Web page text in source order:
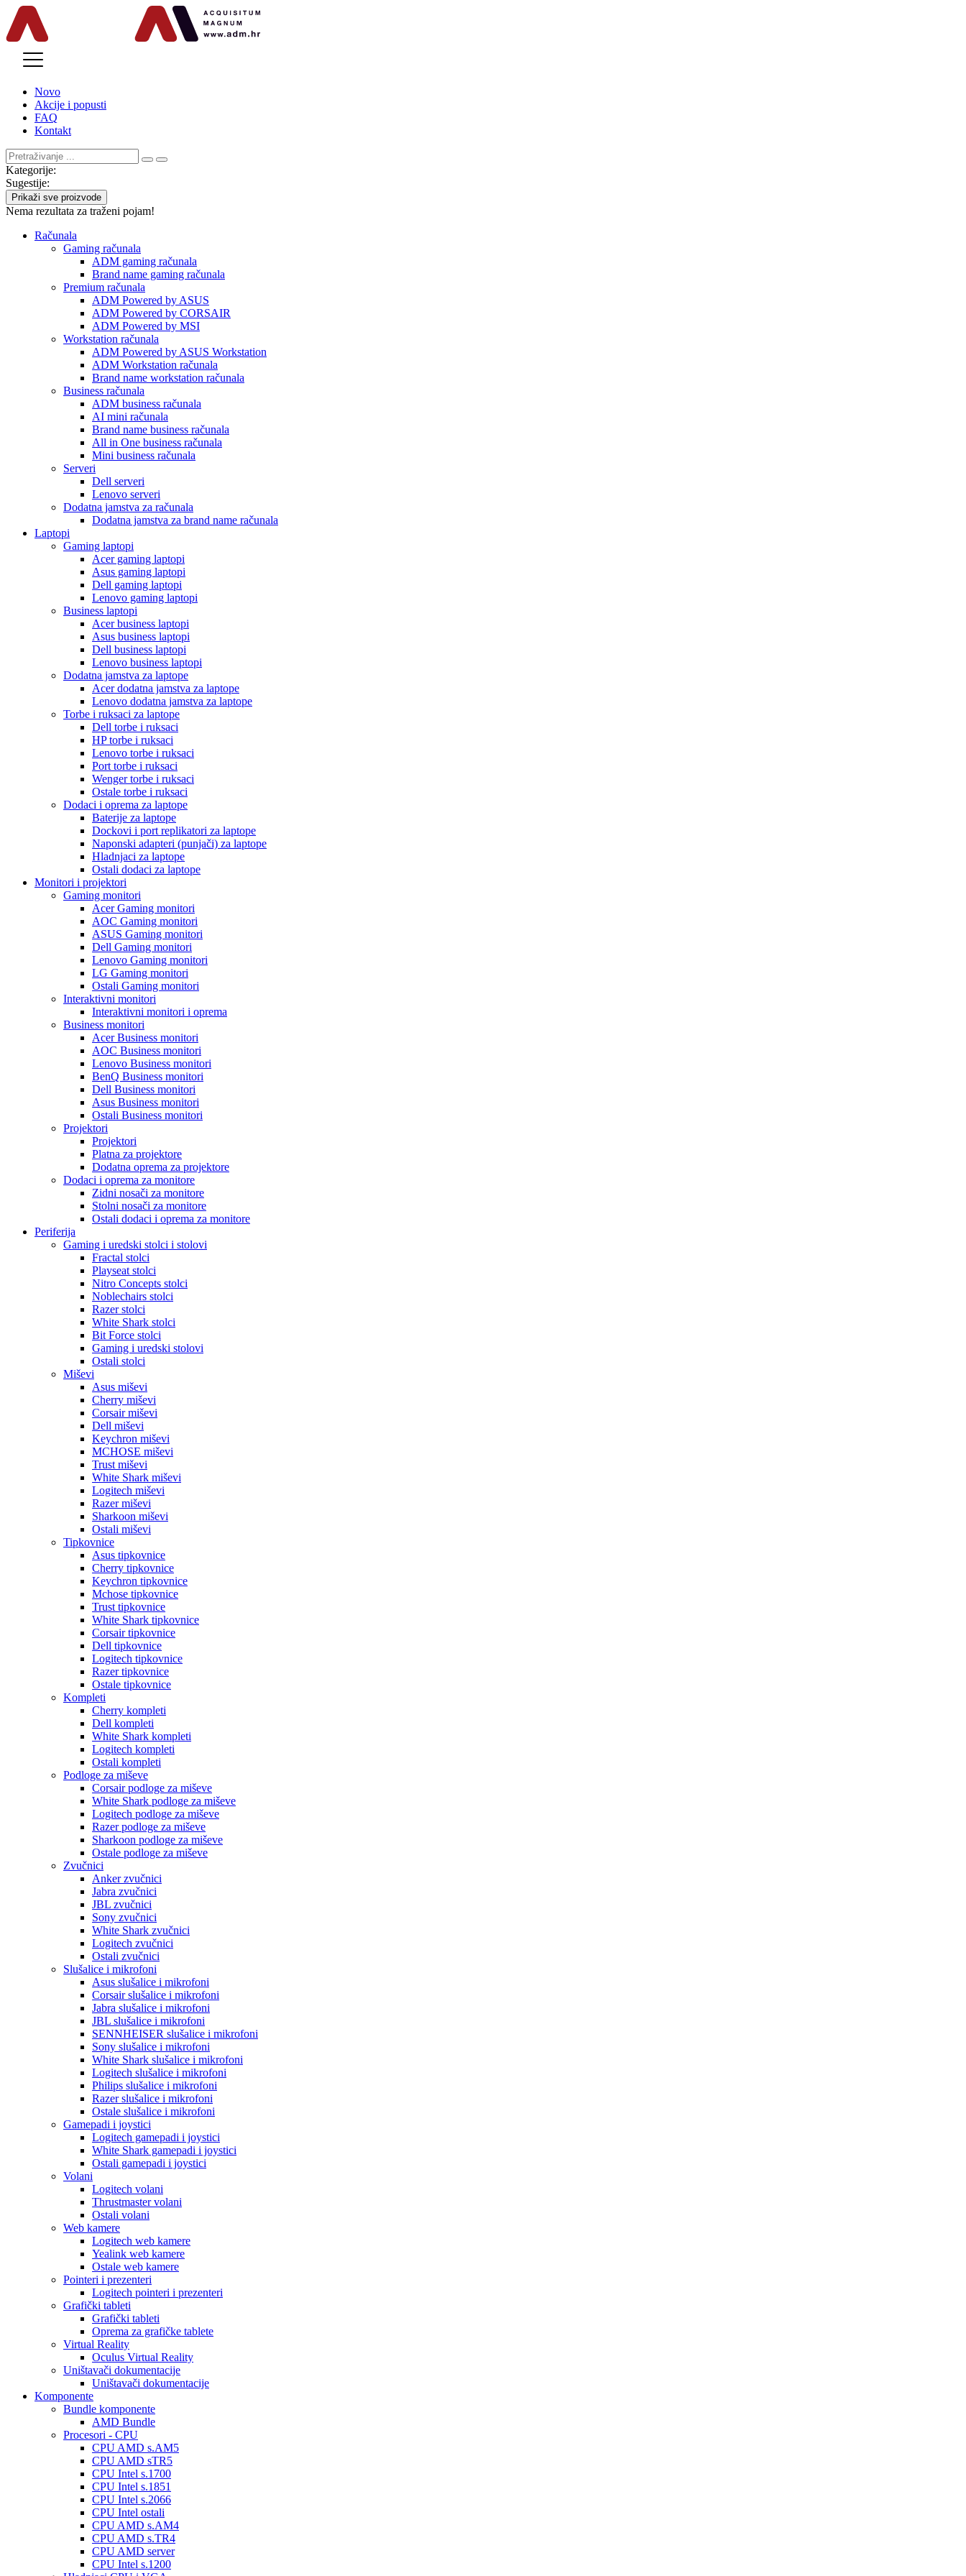
Novo
Akcije i popusti
FAQ
Kontakt
Kategorije:
Sugestije:
Prikaži sve proizvode
Nema rezultata za traženi pojam!
Računala
Gaming računala
ADM gaming računala
Brand name gaming računala
Premium računala
ADM Powered by ASUS
ADM Powered by CORSAIR
ADM Powered by MSI
Workstation računala
ADM Powered by ASUS Workstation
ADM Workstation računala
Brand name workstation računala
Business računala
ADM business računala
AI mini računala
Brand name business računala
All in One business računala
Mini business računala
Serveri
Dell serveri
Lenovo serveri
Dodatna jamstva za računala
Dodatna jamstva za brand name računala
Laptopi
Gaming laptopi
Acer gaming laptopi
Asus gaming laptopi
Dell gaming laptopi
Lenovo gaming laptopi
Business laptopi
Acer business laptopi
Asus business laptopi
Dell business laptopi
Lenovo business laptopi
Dodatna jamstva za laptope
Acer dodatna jamstva za laptope
Lenovo dodatna jamstva za laptope
Torbe i ruksaci za laptope
Dell torbe i ruksaci
HP torbe i ruksaci
Lenovo torbe i ruksaci
Port torbe i ruksaci
Wenger torbe i ruksaci
Ostale torbe i ruksaci
Dodaci i oprema za laptope
Baterije za laptope
Dockovi i port replikatori za laptope
Naponski adapteri (punjači) za laptope
Hladnjaci za laptope
Ostali dodaci za laptope
Monitori i projektori
Gaming monitori
Acer Gaming monitori
AOC Gaming monitori
ASUS Gaming monitori
Dell Gaming monitori
Lenovo Gaming monitori
LG Gaming monitori
Ostali Gaming monitori
Interaktivni monitori
Interaktivni monitori i oprema
Business monitori
Acer Business monitori
AOC Business monitori
Lenovo Business monitori
BenQ Business monitori
Dell Business monitori
Asus Business monitori
Ostali Business monitori
Projektori
Projektori
Platna za projektore
Dodatna oprema za projektore
Dodaci i oprema za monitore
Zidni nosači za monitore
Stolni nosači za monitore
Ostali dodaci i oprema za monitore
Periferija
Gaming i uredski stolci i stolovi
Fractal stolci
Playseat stolci
Nitro Concepts stolci
Noblechairs stolci
Razer stolci
White Shark stolci
Bit Force stolci
Gaming i uredski stolovi
Ostali stolci
Miševi
Asus miševi
Cherry miševi
Corsair miševi
Dell miševi
Keychron miševi
MCHOSE miševi
Trust miševi
White Shark miševi
Logitech miševi
Razer miševi
Sharkoon miševi
Ostali miševi
Tipkovnice
Asus tipkovnice
Cherry tipkovnice
Keychron tipkovnice
Mchose tipkovnice
Trust tipkovnice
White Shark tipkovnice
Corsair tipkovnice
Dell tipkovnice
Logitech tipkovnice
Razer tipkovnice
Ostale tipkovnice
Kompleti
Cherry kompleti
Dell kompleti
White Shark kompleti
Logitech kompleti
Ostali kompleti
Podloge za miševe
Corsair podloge za miševe
White Shark podloge za miševe
Logitech podloge za miševe
Razer podloge za miševe
Sharkoon podloge za miševe
Ostale podloge za miševe
Zvučnici
Anker zvučnici
Jabra zvučnici
JBL zvučnici
Sony zvučnici
White Shark zvučnici
Logitech zvučnici
Ostali zvučnici
Slušalice i mikrofoni
Asus slušalice i mikrofoni
Corsair slušalice i mikrofoni
Jabra slušalice i mikrofoni
JBL slušalice i mikrofoni
SENNHEISER slušalice i mikrofoni
Sony slušalice i mikrofoni
White Shark slušalice i mikrofoni
Logitech slušalice i mikrofoni
Philips slušalice i mikrofoni
Razer slušalice i mikrofoni
Ostale slušalice i mikrofoni
Gamepadi i joystici
Logitech gamepadi i joystici
White Shark gamepadi i joystici
Ostali gamepadi i joystici
Volani
Logitech volani
Thrustmaster volani
Ostali volani
Web kamere
Logitech web kamere
Yealink web kamere
Ostale web kamere
Pointeri i prezenteri
Logitech pointeri i prezenteri
Grafički tableti
Grafički tableti
Oprema za grafičke tablete
Virtual Reality
Oculus Virtual Reality
Uništavači dokumentacije
Uništavači dokumentacije
Komponente
Bundle komponente
AMD Bundle
Procesori - CPU
CPU AMD s.AM5
CPU AMD sTR5
CPU Intel s.1700
CPU Intel s.1851
CPU Intel s.2066
CPU Intel ostali
CPU AMD s.AM4
CPU AMD s.TR4
CPU AMD server
CPU Intel s.1200